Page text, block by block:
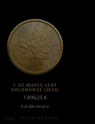
1 OZ MAPLE LEAF
GOLDMÜNZE (2020)
1.890,25€
Goldmünzen
zzgl. Versandkosten